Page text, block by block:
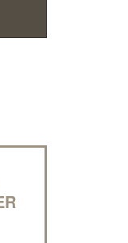
un
d'affaires